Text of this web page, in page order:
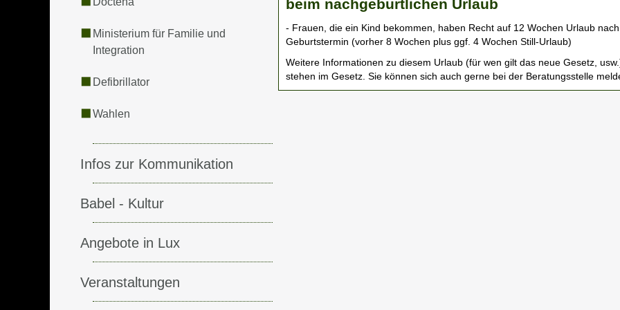
Ministerium für Familie und
Integration
Defibrillator
Wahlen
Infos zur Kommunikation
Babel - Kultur
Angebote in Lux
Veranstaltungen
beim nachgeburtlichen Urlaub
- Frauen, die ein Kind bekommen, haben Recht auf 12 Wochen Urlaub
Geburtstermin (vorher 8 Wochen plus ggf. 4 Wochen Still-Urlaub)
Weitere Informationen zu diesem Urlaub (für wen gilt das neue Gesetz,
stehen im Gesetz. Sie können sich auch gerne bei der Beratungsstelle